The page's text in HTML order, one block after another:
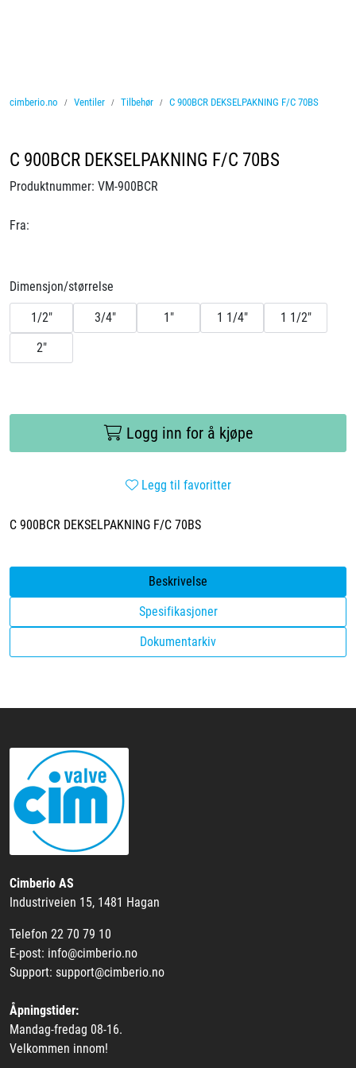
cimberio.no Ventiler Tilbehør C 900BCR DEKSELPAKNING F/C 70BS
C 900BCR DEKSELPAKNING F/C 70BS
Produktnummer: VM-900BCR
Fra:
Dimensjon/størrelse
1/2" 3/4" 1" 1 1/4"
1 1/2"
2"
Logg inn for å kjøpe
Legg til favoritter
C 900BCR DEKSELPAKNING F/C 70BS
Beskrivelse
Spesifikasjoner
Dokumentarkiv
Cimberio AS
Industriveien 15, 1481 Hagan
Telefon 22 70 79 10
E-post: info@cimberio.no
Support: support@cimberio.no
Åpningstider:
Mandag-fredag 08-16.
Velkommen innom!
Vannbehandling
Rørsystemer
Brosjyrer
Knolval
Sertifiseringer